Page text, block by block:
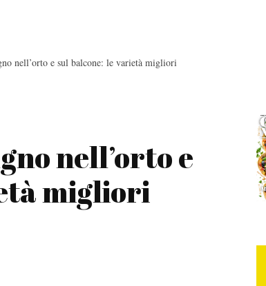
nell’orto e sul balcone: le varietà migliori
nell’orto e
migliori